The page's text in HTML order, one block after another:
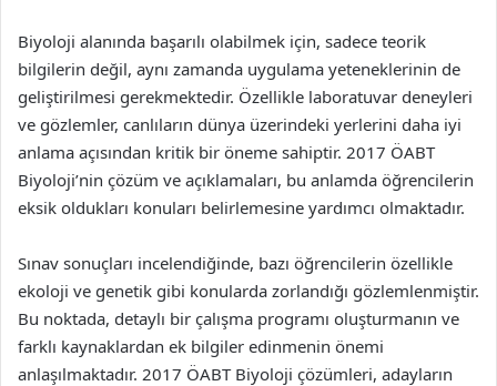
Biyoloji alanında başarılı olabilmek için, sadece teorik
bilgilerin değil, aynı zamanda uygulama yeteneklerinin de
geliştirilmesi gerekmektedir. Özellikle laboratuvar deneyleri
ve gözlemler, canlıların dünya üzerindeki yerlerini daha iyi
anlama açısından kritik bir öneme sahiptir. 2017 ÖABT
Biyoloji’nin çözüm ve açıklamaları, bu anlamda öğrencilerin
eksik oldukları konuları belirlemesine yardımcı olmaktadır.
Sınav sonuçları incelendiğinde, bazı öğrencilerin özellikle
ekoloji ve genetik gibi konularda zorlandığı gözlemlenmiştir.
Bu noktada, detaylı bir çalışma programı oluşturmanın ve
farklı kaynaklardan ek bilgiler edinmenin önemi
anlaşılmaktadır. 2017 ÖABT Biyoloji çözümleri, adayların